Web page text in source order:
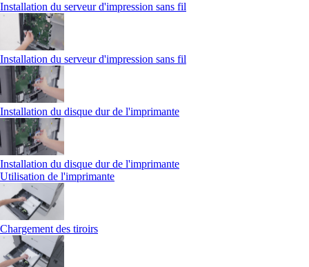
Installation du serveur d'impression sans fil
Installation du serveur d'impression sans fil
Installation du disque dur de l'imprimante
Installation du disque dur de l'imprimante
Utilisation de l'imprimante
Chargement des tiroirs